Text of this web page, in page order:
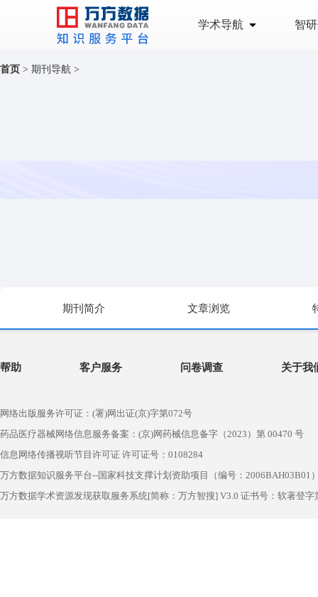
学术导航 智
首页 > 期刊导航 >
期刊简介 文章浏览
帮助 客户服务 问卷调查 关于我
网络出版服务许可证：(署)网出证(京)字第072号
药品医疗器械网络信息服务备案：(京)网药械信息备字（2023）第 00470 号
信息网络传播视听节目许可证 许可证号：0108284
万方数据知识服务平台--国家科技支撑计划资助项目（编号：2006BAH03B01
万方数据学术资源发现获取服务系统[简称：万方智搜] V3.0 证书号：软著登字